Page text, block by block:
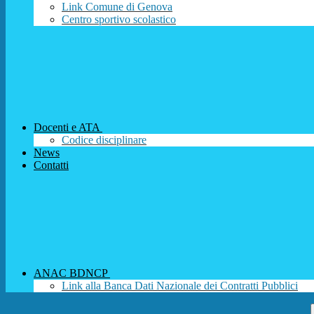
Link Comune di Genova
Centro sportivo scolastico
Docenti e ATA
Codice disciplinare
News
Contatti
ANAC BDNCP
Link alla Banca Dati Nazionale dei Contratti Pubblici